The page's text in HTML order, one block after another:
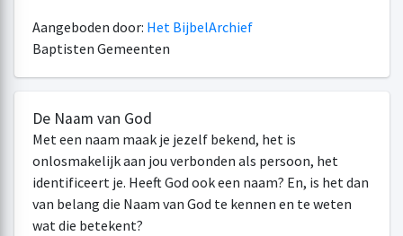
Aangeboden door: Het BijbelArchief
Baptisten Gemeenten
De Naam van God
Met een naam maak je jezelf bekend, het is
onlosmakelijk aan jou verbonden als persoon, het
identificeert je. Heeft God ook een naam? En, is het dan
van belang die Naam van God te kennen en te weten
wat die betekent?